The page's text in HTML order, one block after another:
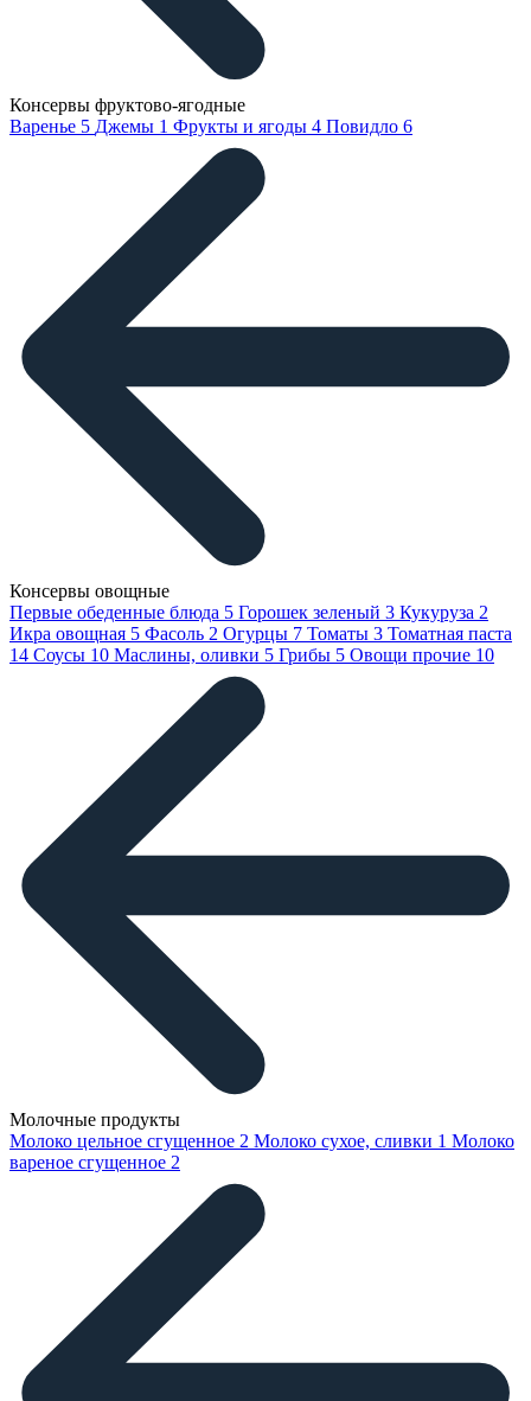
Консервы фруктово-ягодные
Варенье 5 Джемы 1 Фрукты и ягоды 4 Повидло 6
Консервы овощные
Первые обеденные блюда 5 Горошек зеленый 3 Кукуруза 2
Икра овощная 5 Фасоль 2 Огурцы 7 Томаты 3 Томатная паста
14 Соусы 10 Маслины, оливки 5 Грибы 5 Овощи прочие 10
Молочные продукты
Молоко цельное сгущенное 2 Молоко сухое, сливки 1 Молоко
вареное сгущенное 2